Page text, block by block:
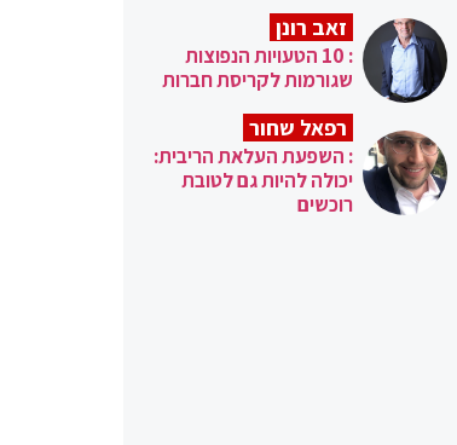
זאב רונן
: 10 הטעויות הנפוצות
שגורמות לקריסת חברות
רפאל שחור
: השפעת העלאת הריבית:
יכולה להיות גם לטובת
רוכשים